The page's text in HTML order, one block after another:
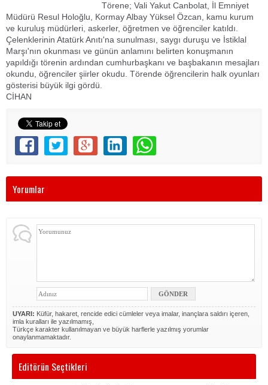
Törene; Vali Yakut Canbolat, İl Emniyet
Müdürü Resul Holoğlu, Kormay Albay Yüksel Özcan, kamu kurum
ve kuruluş müdürleri, askerler, öğretmen ve öğrenciler katıldı.
Çelenklerinin Atatürk Anıtı'na sunulması, saygı duruşu ve İstiklal
Marşı'nın okunması ve günün anlamını belirten konuşmanın
yapıldığı törenin ardından cumhurbaşkanı ve başbakanın mesajları
okundu, öğrenciler şiirler okudu. Törende öğrencilerin halk oyunları
gösterisi büyük ilgi gördü.
CİHAN
Yorumlar
UYARI: Küfür, hakaret, rencide edici cümleler veya imalar, inançlara saldırı içeren,
imla kuralları ile yazılmamış,
Türkçe karakter kullanılmayan ve büyük harflerle yazılmış yorumlar
onaylanmamaktadır.
Editörün Seçtikleri